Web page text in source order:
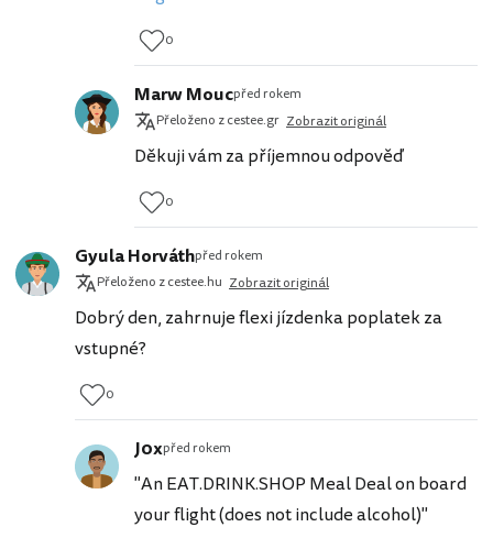
0
Marw Moucpřed rokem
Přeloženo z cestee.gr Zobrazit originál
Děkuji vám za příjemnou odpověď
0
Gyula Horváthpřed rokem
Přeloženo z cestee.hu Zobrazit originál
Dobrý den, zahrnuje flexi jízdenka poplatek za
vstupné?
0
J0xpřed rokem
"An EAT.DRINK.SHOP Meal Deal on board
your flight (does not include alcohol)"